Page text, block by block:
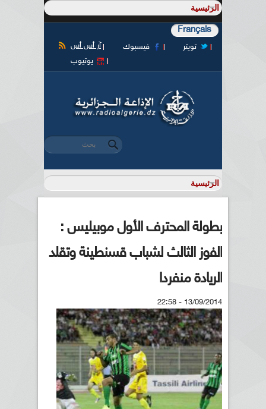
Français
آر أس أس فيسبوك
تويتر
يوتيوب
استمارة البحث
‏بحث ‏
بطولة المحترف الأول موبيليس :
الفوز الثالث لشباب قسنطينة وتقلد
الريادة منفردا
13/09/2014 - 22:58